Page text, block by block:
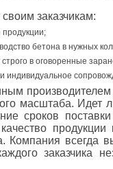
заказчикам:
продукции;
бетона в нужных
в оговоренные
индивидуальное
масштаба. Идет
сроков
продукции
Компания всегда
заказчика